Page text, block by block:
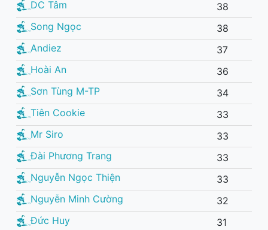
DC Tâm
38
Song Ngọc
38
Andiez
37
Hoài An
36
Sơn Tùng M-TP
34
Tiên Cookie
33
Mr Siro
33
Đài Phương Trang
33
Nguyễn Ngọc Thiện
33
Nguyễn Minh Cường
32
Đức Huy
31